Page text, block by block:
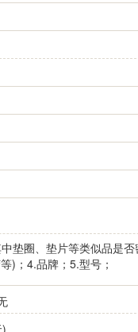
垫圈、垫片等类似品是
)；4.品牌； 5.型号；